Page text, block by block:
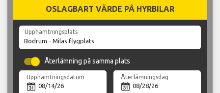
OSLAGBART VÄRDE PÅ HYRBILAR
Upphämtningsplats
Återlämning på samma plats
Upphämtningsdatum Återlämningsdag